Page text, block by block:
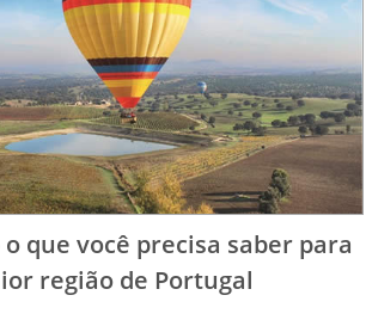
que você precisa saber para
região de Portugal